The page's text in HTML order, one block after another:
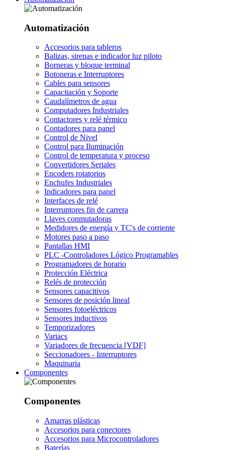
Automatización
Accesorios para tableros
Balizas, sirenas e indicador luz piloto
Borneras y bloque terminal
Botoneras e Interruptores
Cables para sensores
Capacitación y Soporte
Caudalímetros de agua
Computadores Industriales
Contactores y relé térmico
Contadores para panel
Control de Nivel
Control para Iluminación
Control de temperatura y proceso
Convertidores Seriales
Encoders rotatorios
Enchufes Industriales
Indicadores para panel
Interfaces de relé
Interruptores fin de carrera
Llaves conmutadoras
Medidores de energía y TC's de corriente
Motores paso a paso
Pantallas HMI
PLC -Controladores Lógico Programables
Programadores de horario
Protección Eléctrica
Relés de protección
Sensores capacitivos
Sensores de posición lineal
Sensores fotoeléctricos
Sensores inductivos
Temporizadores
Variacs
Variadores de frecuencia [VDF]
Seccionadores - Interruptores
Maquinaria
Componentes
Componentes
Amarras plásticas
Accesorios para conectores
Accesorios para Microcontroladores
Baterías